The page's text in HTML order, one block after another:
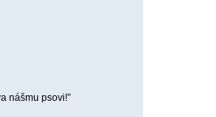
nášmu psovi!”